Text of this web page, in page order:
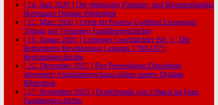
[ 14. Juni 2026 ] Die rheinische Patrizier- und Beamtenfamilie
Hertmanni Digitale Bibliothek
[ 22. März 2026 ] Urteil im Prozess Gottfried Liesegang:
Tötung auf Verlangen Familiengeschichte
[ 16. Januar 2026 ] Leipziger Geschlechter Bd. 3 : Die
Reformierte Bevölkerung Leipzigs 1700-1875
Regionalgeschichte
[ 22. Dezember 2025 ] Der Pressedienst Düsseldorf
informiert: Familienforschung online starten Digitale
Bibliothek
[ 27. November 2025 ] Dorfchronik von Urbach im Harz
Familiengeschichte